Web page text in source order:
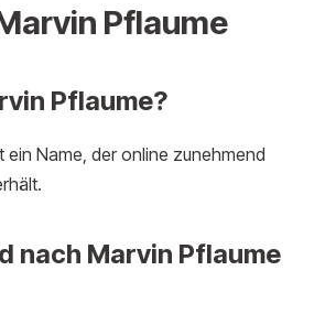
Pflaume
Pflaume?
ein Name, der online zunehmend
nach Marvin Pflaume